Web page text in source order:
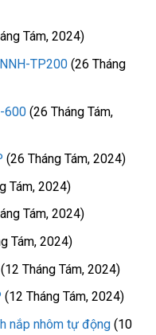
Tám, 2024)
TP200 (26 Tháng
600 (26 Tháng Tám,
(26 Tháng Tám, 2024)
Tám, 2024)
Tám, 2024)
Tám, 2024)
(12 Tháng Tám, 2024)
(12 Tháng Tám, 2024)
nắp nhôm tự động (10